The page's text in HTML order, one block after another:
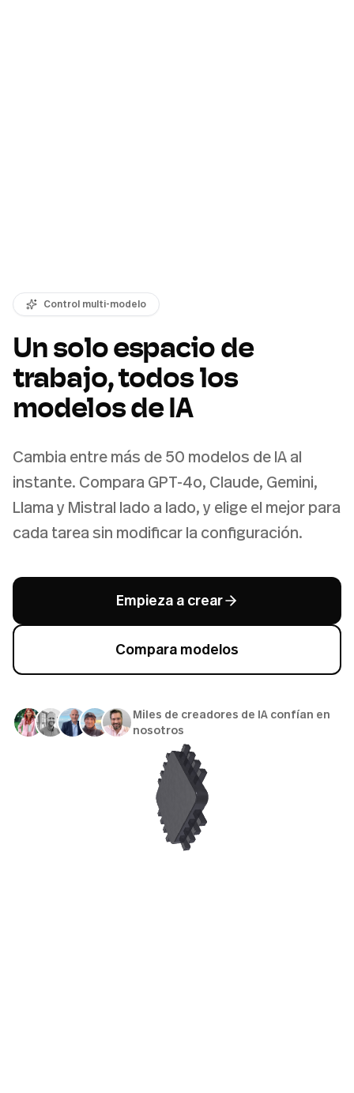
Control multi-modelo
Un solo espacio de
trabajo, todos los
modelos de IA
Cambia entre más de 50 modelos de IA al
instante. Compara GPT-4o, Claude, Gemini,
Llama y Mistral lado a lado, y elige el mejor para
cada tarea sin modificar la configuración.
Empieza a crear
Compara modelos
Miles de creadores de IA confían en
nosotros